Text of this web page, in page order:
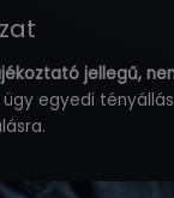
jellegű,
ügy egyedi